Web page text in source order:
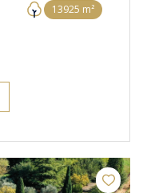
13925 m²